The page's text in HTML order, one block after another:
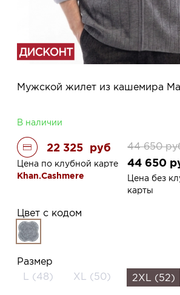
Мужской жилет из кашемира
В наличии
22 325 руб
Цена по клубной карте
Khan.Cashmere
44 650
44 650
Цена без
карты
Цвет с кодом
Размер
L (48)
XL (50) 2XL (52)